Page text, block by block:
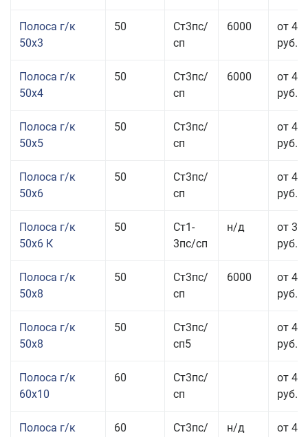
Полоса г/к
50x3
50
Ст3пс/
сп
6000
от 47
руб.
Полоса г/к
50x4
50
Ст3пс/
сп
6000
от 45
руб.
Полоса г/к
50x5
50
Ст3пс/
сп
от 43
руб.
Полоса г/к
50x6
50
Ст3пс/
сп
от 42
руб.
Полоса г/к
50x6 К
50
Ст1-
3пс/сп
н/д
от 35
руб.
Полоса г/к
50x8
50
Ст3пс/
сп
6000
от 45
руб.
Полоса г/к
50x8
50
Ст3пс/
сп5
от 45
руб.
Полоса г/к
60x10
60
Ст3пс/
сп
от 41
руб.
Полоса г/к
60
Ст3пс/
н/д
от 44